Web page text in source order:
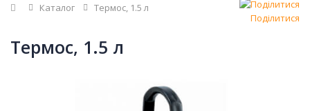
Головна
Каталог
Термос, 1.5 л
Поділитися
Термос, 1.5 л